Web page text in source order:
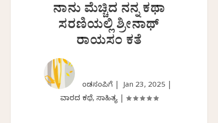
ನಾನು ಮೆಚ್ಚಿದ ನನ್ನ ಕಥಾ
ಸರಣಿಯಲ್ಲಿ ಶ್ರೀನಾಥ್
ರಾಯಸಂ ಕತೆ
ಕೆಂಡಸಂಪಿಗೆ |Jan 23, 2025
ವಾರದ ಕಥೆ, ಸಾಹಿತ್ಯ|